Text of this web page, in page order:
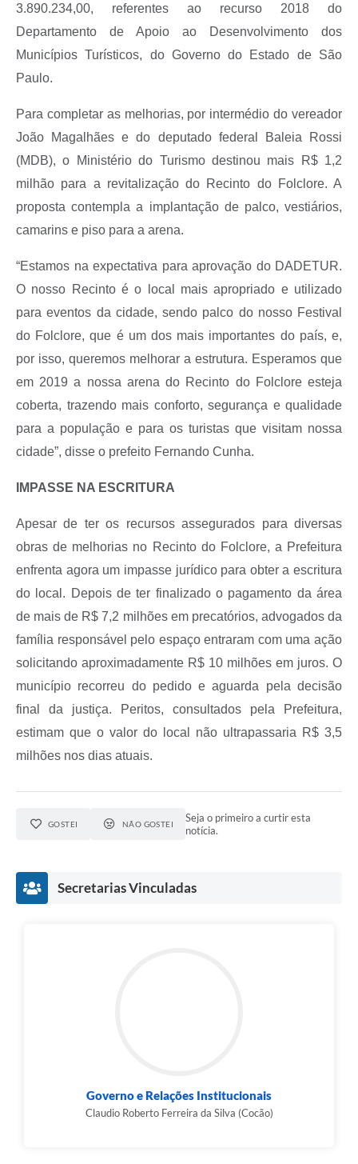
3.890.234,00, referentes ao recurso 2018 do
Departamento de Apoio ao Desenvolvimento dos
Municípios Turísticos, do Governo do Estado de São
Paulo.
Para completar as melhorias, por intermédio do vereador
João Magalhães e do deputado federal Baleia Rossi
(MDB), o Ministério do Turismo destinou mais R$ 1,2
milhão para a revitalização do Recinto do Folclore. A
proposta contempla a implantação de palco, vestiários,
camarins e piso para a arena.
“Estamos na expectativa para aprovação do DADETUR.
O nosso Recinto é o local mais apropriado e utilizado
para eventos da cidade, sendo palco do nosso Festival
do Folclore, que é um dos mais importantes do país, e,
por isso, queremos melhorar a estrutura. Esperamos que
em 2019 a nossa arena do Recinto do Folclore esteja
coberta, trazendo mais conforto, segurança e qualidade
para a população e para os turistas que visitam nossa
cidade”, disse o prefeito Fernando Cunha.
IMPASSE NA ESCRITURA
Apesar de ter os recursos assegurados para diversas
obras de melhorias no Recinto do Folclore, a Prefeitura
enfrenta agora um impasse jurídico para obter a escritura
do local. Depois de ter finalizado o pagamento da área
de mais de R$ 7,2 milhões em precatórios, advogados da
família responsável pelo espaço entraram com uma ação
solicitando aproximadamente R$ 10 milhões em juros. O
município recorreu do pedido e aguarda pela decisão
final da justiça. Peritos, consultados pela Prefeitura,
estimam que o valor do local não ultrapassaria R$ 3,5
milhões nos dias atuais.
GOSTEI NÃO GOSTEI
Seja o primeiro a curtir esta
notícia.
Secretarias Vinculadas
Governo e Relações Institucionais
Claudio Roberto Ferreira da Silva (Cocão)